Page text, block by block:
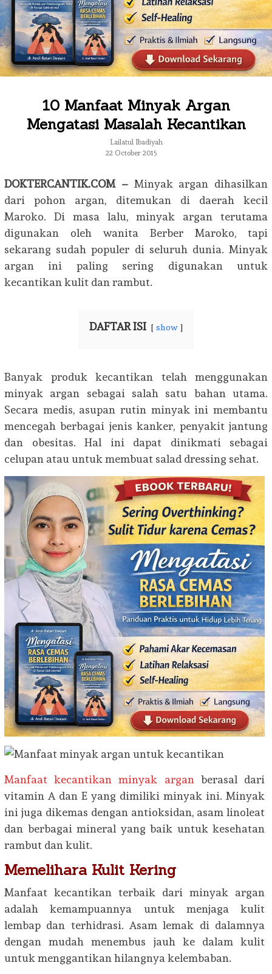
10 Manfaat Minyak Argan
Mengatasi Masalah Kecantikan
Lailatul Ibadiyah
22 October 2015
DOKTERCANTIK.COM –Minyak argan dihasilkan
dari pohon argan, ditemukan di daerah kecil
Maroko. Di masa lalu, minyak argan terutama
digunakan oleh wanita Berber Maroko, tapi
sekarang sudah populer di seluruh dunia. Minyak
argan ini paling sering digunakan untuk
kecantikan kulit dan rambut.
DAFTAR ISI show
Banyak produk kecantikan telah menggunakan
minyak argan sebagai salah satu bahan utama.
Secara medis, asupan rutin minyak ini membantu
mencegah berbagai jenis kanker, penyakit jantung
dan obesitas. Hal ini dapat dinikmati sebagai
celupan atau untuk membuat salad dressing sehat.
Manfaat kecantikan minyak argan berasal dari
vitamin A dan E yang dimiliki minyak ini. Minyak
ini juga dikemas dengan antioksidan, asam linoleat
dan berbagai mineral yang baik untuk kesehatan
rambut dan kulit.
Memelihara Kulit Kering
Manfaat kecantikan terbaik dari minyak argan
adalah kemampuannya untuk menjaga kulit
lembap dan terhidrasi. Asam lemak di dalamnya
dengan mudah menembus jauh ke dalam kulit
untuk menggantikan hilangnya kelembaban.